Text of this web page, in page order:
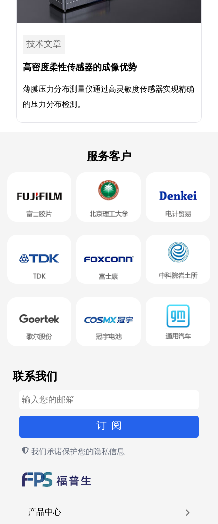
技术文章
高密度柔性传感器的成像优势
薄膜压力分布测量仪通过高灵敏度传感器实现精确
的压力分布检测。
服务客户
联系我们
我们承诺保护您的隐私信息
产品中心